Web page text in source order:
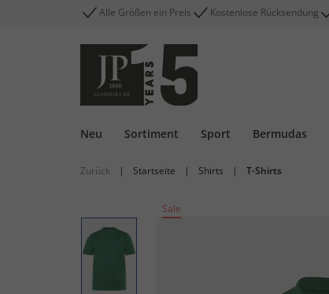
Alle Größen ein Preis Kostenlose Rücksendung
Neu Sortiment Sport Bermudas
Zurück | Startseite | Shirts | T-Shirts
Sale